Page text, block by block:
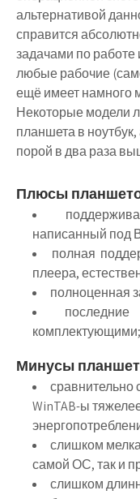
альтернативой
справится
задачами по
любые рабочие
ещё имеет намного
Некоторые модели
планшета в
порой в два раза
Плюсы
написанный под
полная
плеера,
полноценная
комплектующими;
Минусы
сравнительно
WinTAB-ы
слишком
самой ОС, так и
слишком